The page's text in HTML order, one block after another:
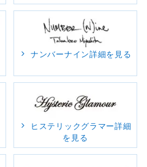
ナンバーナイン詳細を見る
ヒステリックグラマー詳細
を見る